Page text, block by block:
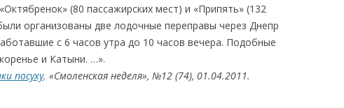
(80 пассажирских мест) и «Припять» (132
организованы две лодочные переправы через Днепр
с 6 часов утра до 10 часов вечера. Подобные
и Катыни. …».
посуху. «Смоленская неделя», №12 (74), 01.04.2011.